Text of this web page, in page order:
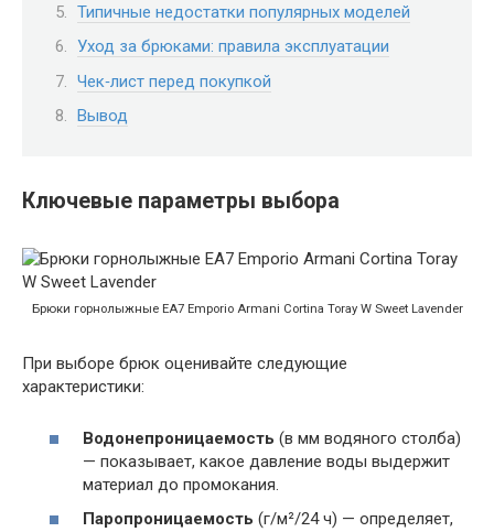
Типичные недостатки популярных моделей
Уход за брюками: правила эксплуатации
Чек‑лист перед покупкой
Вывод
Ключевые параметры выбора
Брюки горнолыжные EA7 Emporio Armani Cortina Toray W Sweet Lavender
При выборе брюк оценивайте следующие
характеристики:
Водонепроницаемость (в мм водяного столба)
— показывает, какое давление воды выдержит
материал до промокания.
Паропроницаемость (г/м²/24 ч) — определяет,